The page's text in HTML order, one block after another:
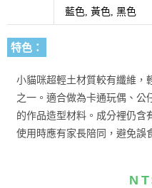
藍色, 黃色, 黑色
特色：
小貓咪超輕土材質較有纖維，
之一。適合做為卡通玩偶、公
的作品造型材料。 成分裡仍含
使用時應有家長陪同，避免誤